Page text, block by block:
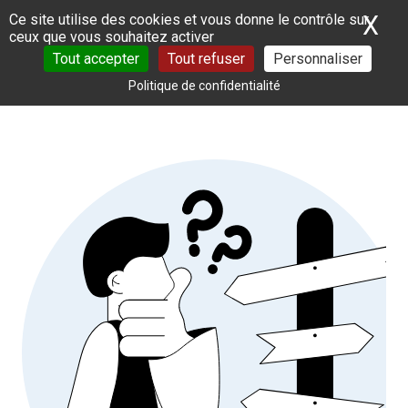
Panneau de gestion des cookies
Ce site utilise des cookies et vous donne le contrôle sur
ceux que vous souhaitez activer
Tout accepter
Tout refuser Personnaliser
Politique de confidentialité
X